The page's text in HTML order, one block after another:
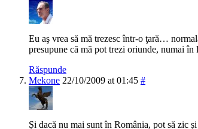
Eu aş vrea să mă trezesc într-o ţară…
presupune că mă pot trezi oriunde, numai
Răspunde
Mekone 22/10/2009 at 01:45 #
Și dacă nu mai sunt în România, pot să zic